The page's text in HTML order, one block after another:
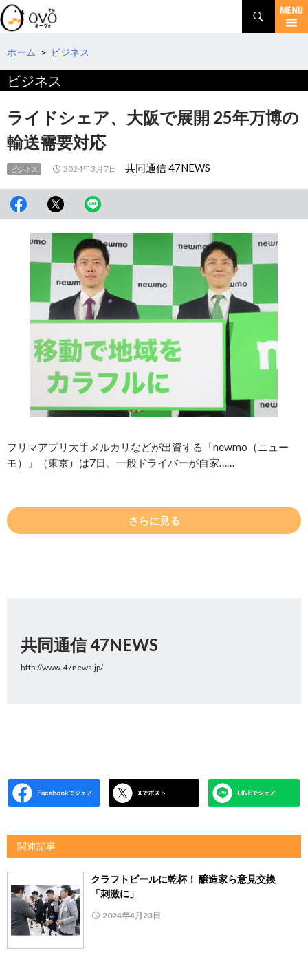
検
索
コ
テ
へ
ホーム > ビジネス
ビジネス
ライドシェア、大阪で展開 25年万博の
輸送需要対応
ビジネス 2024年3月7日 共同通信 47NEWS
フリマアプリ大手メルカリなどが出資する「newmo（ニュー
モ）」（東京）は7日、一般ドライバーが自家……
さらに見る
共同通信 47NEWS
http://www.47news.jp/
関連記事
クラフトビールに乾杯！ 醸造家ら意見交換
「刺激に」
2024年4月23日